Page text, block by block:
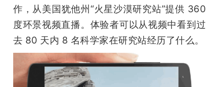
作，从美国犹他州“火星沙漠研究站”提供 360
度环景视频直播。体验者可以从视频中看到过
去 80 天内 8 名科学家在研究站经历了什么。